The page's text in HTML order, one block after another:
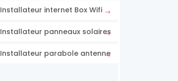
Installateur internet Box Wifi
Installateur panneaux solaires
Installateur parabole antenne